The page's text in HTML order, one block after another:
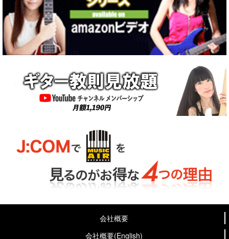
会社概要
会社概要(English)